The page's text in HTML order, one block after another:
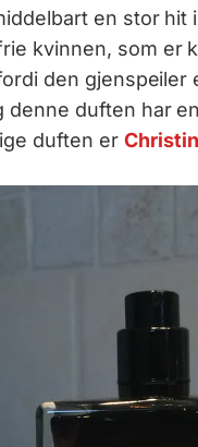
en stor hit
kvinnen, som er
den gjenspeiler
duften har
duften er